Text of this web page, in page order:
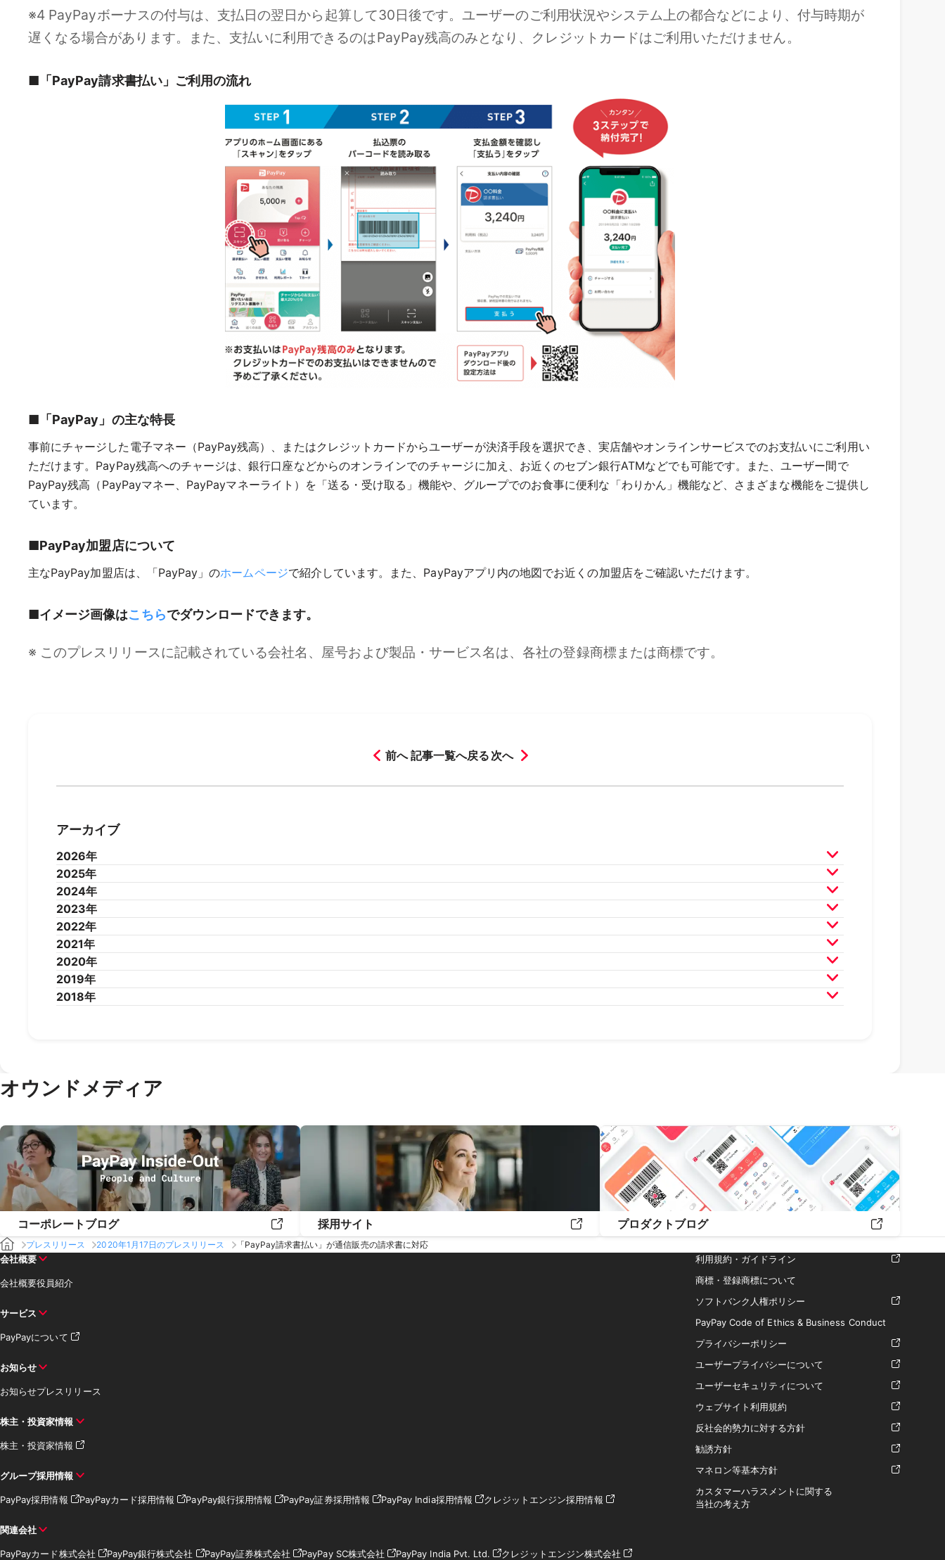
※4 PayPayボーナスの付与は、支払日の翌日から起算して30日後です。ユーザーのご利用状況やシステム上の都合などにより、付与時期が
遅くなる場合があります。また、支払いに利用できるのはPayPay残高のみとなり、クレジットカードはご利用いただけません。
■「PayPay請求書払い」ご利用の流れ
■「PayPay」の主な特長
事前にチャージした電子マネー（PayPay残高）、またはクレジットカードからユーザーが決済手段を選択でき、実店舗やオンラインサービスでのお支払いにご利用い
ただけます。PayPay残高へのチャージは、銀行口座などからのオンラインでのチャージに加え、お近くのセブン銀行ATMなどでも可能です。また、ユーザー間で
PayPay残高（PayPayマネー、PayPayマネーライト）を「送る・受け取る」機能や、グループでのお食事に便利な「わりかん」機能など、さまざまな機能をご提供し
ています。
■PayPay加盟店について
主なPayPay加盟店は、「PayPay」のホームページで紹介しています。また、PayPayアプリ内の地図でお近くの加盟店をご確認いただけます。
■イメージ画像はこちらでダウンロードできます。
※ このプレスリリースに記載されている会社名、屋号および製品・サービス名は、各社の登録商標または商標です。
前へ 記事一覧へ戻る 次へ
アーカイブ
2026年
2026年7月 2026年6月 2026年5月 2026年4月 2026年3月 2026年2月
2025年
2025年12月2025年11月2025年10月2025年9月 2025年8月 2025年7月 2025年6月 2025年5月 2025年4月 2025年3月 2025年2月
2025年1月
2024年
2024年12月2024年11月2024年10月2024年9月 2024年8月 2024年7月 2024年6月 2024年5月 2024年4月 2024年3月 2024年2月
2024年1月
2023年
2023年12月2023年11月2023年10月2023年9月 2023年8月 2023年7月 2023年6月 2023年5月 2023年4月 2023年3月 2023年2月
2023年1月
2022年
2022年12月2022年11月2022年10月2022年9月 2022年8月 2022年7月 2022年6月 2022年5月 2022年4月 2022年3月 2022年2月
2022年1月
2021年
2021年12月2021年11月 2021年10月2021年9月 2021年8月 2021年7月 2021年6月 2021年5月 2021年4月 2021年3月 2021年2月
2021年1月
2020年
2020年12月2020年11月2020年10月2020年9月 2020年8月 2020年7月 2020年6月 2020年5月 2020年4月 2020年3月 2020年2月
2020年1月
2019年
2019年12月2019年11月 2019年10月2019年9月 2019年8月 2019年7月 2019年6月 2019年5月 2019年4月 2019年3月 2019年2月
2018年
オウンドメディア
コーポレートブログ 採用サイト プロダクトブログ
プレスリリース 2020年1月17日のプレスリリース 「PayPay請求書払い」が通信販売の請求書に対応
会社概要
会社概要役員紹介
サービス
PayPayについて
お知らせ
お知らせプレスリリース
株主・投資家情報
株主・投資家情報
グループ採用情報
PayPay採用情報 PayPayカード採用情報 PayPay銀行採用情報 PayPay証券採用情報 PayPay India採用情報 クレジットエンジン採用情報
関連会社
PayPayカード株式会社 PayPay銀行株式会社 PayPay証券株式会社 PayPay SC株式会社 PayPay India Pvt. Ltd. クレジットエンジン株式会社
利用規約・ガイドライン
商標・登録商標について
ソフトバンク人権ポリシー
PayPay Code of Ethics & Business Conduct
プライバシーポリシー
ユーザープライバシーについて
ユーザーセキュリティについて
ウェブサイト利用規約
反社会的勢力に対する方針
勧誘方針
マネロン等基本方針
カスタマーハラスメントに関する
当社の考え方